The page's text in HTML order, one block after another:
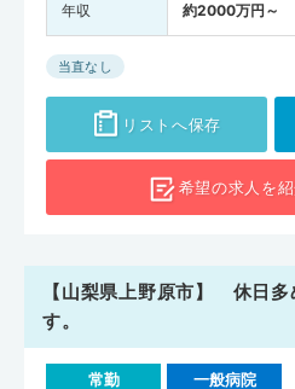
年収 約2000万円～
当直なし
リストへ保存
希望の求人を
【山梨県上野原市】 休日
す。
常勤 一般病院